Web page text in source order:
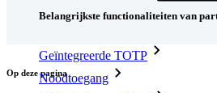
Belangrijkste functionaliteiten van
Geïntegreerde TOTP
Noodtoegang
Op deze pagina